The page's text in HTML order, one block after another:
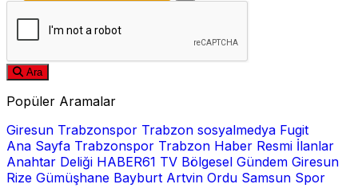
Ara
Popüler Aramalar
Giresun Trabzonspor Trabzon sosyalmedya Fugit
Ana Sayfa Trabzonspor Trabzon Haber Resmi İlanlar
Anahtar Deliği HABER61 TV Bölgesel Gündem Giresun
Rize Gümüşhane Bayburt Artvin Ordu Samsun Spor